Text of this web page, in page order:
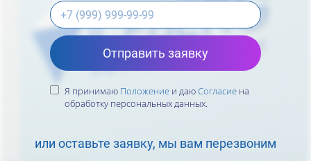
Отправить заявку
Я принимаю Положение и даюСогласие на
обработку персональных данных.
или оставьте заявку, мы вам перезвоним